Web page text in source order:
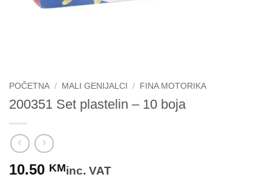
POČETNA / MALI GENIJALCI / FINA MOTORIKA
200351 Set plastelin – 10 boja
10.50 KMinc. VAT